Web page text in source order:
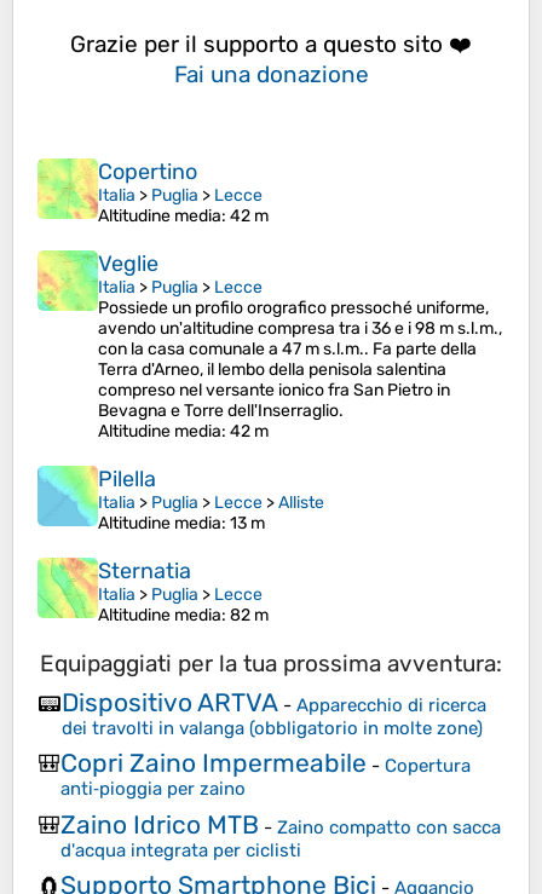
Grazie per il supporto a questo sito ❤️
Fai una donazione
Copertino
Italia > Puglia > Lecce
Altitudine media: 42 m
Veglie
Italia > Puglia > Lecce
Possiede un profilo orografico pressoché uniforme,
avendo un'altitudine compresa tra i 36 e i 98 m s.l.m.,
con la casa comunale a 47 m s.l.m.. Fa parte della
Terra d'Arneo, il lembo della penisola salentina
compreso nel versante ionico fra San Pietro in
Bevagna e Torre dell'Inserraglio.
Altitudine media: 42 m
Pilella
Italia > Puglia > Lecce >Alliste
Altitudine media: 13 m
Sternatia
Italia > Puglia > Lecce
Altitudine media: 82 m
Equipaggiati per la tua prossima avventura:
📟Dispositivo ARTVA - Apparecchio di ricerca
dei travolti in valanga (obbligatorio in molte zone)
🎒Copri Zaino Impermeabile - Copertura
anti‑pioggia per zaino
🎒Zaino Idrico MTB - Zaino compatto con sacca
d'acqua integrata per ciclisti
🧲Supporto Smartphone Bici - Aggancio